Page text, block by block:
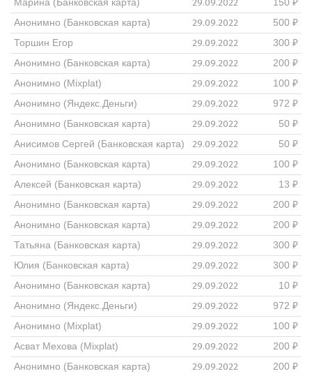
Марина (Банковская карта)
29.09.2022
150 ₽
Анонимно (Банковская карта)
29.09.2022
500 ₽
Торшин Егор
29.09.2022
300 ₽
Анонимно (Банковская карта)
29.09.2022
200 ₽
Анонимно (Mixplat)
29.09.2022
100 ₽
Анонимно (Яндекс.Деньги)
29.09.2022
972 ₽
Анонимно (Банковская карта)
29.09.2022
50 ₽
Анисимов Сергей (Банковская карта)
29.09.2022
50 ₽
Анонимно (Банковская карта)
29.09.2022
100 ₽
Алексей (Банковская карта)
29.09.2022
13 ₽
Анонимно (Банковская карта)
29.09.2022
200 ₽
Анонимно (Банковская карта)
29.09.2022
200 ₽
Татьяна (Банковская карта)
29.09.2022
300 ₽
Юлия (Банковская карта)
29.09.2022
300 ₽
Анонимно (Банковская карта)
29.09.2022
10 ₽
Анонимно (Яндекс.Деньги)
29.09.2022
972 ₽
Анонимно (Mixplat)
29.09.2022
100 ₽
Асват Мехова (Mixplat)
29.09.2022
200 ₽
Анонимно (Банковская карта)
29.09.2022
200 ₽